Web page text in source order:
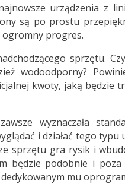
urządzenia z
są po prostu
ogromny progres.
sprzętu.
wodoodporny?
kwoty, jaką będzie
wyznaczała
i działać tego typu
sprzętu gra rysik i
będzie podobnie i
mu